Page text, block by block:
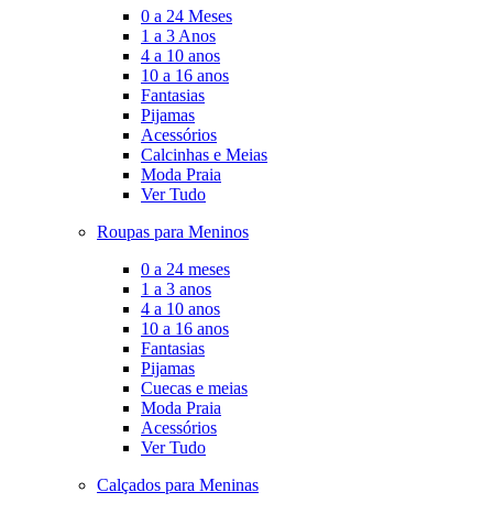
0 a 24 Meses
1 a 3 Anos
4 a 10 anos
10 a 16 anos
Fantasias
Pijamas
Acessórios
Calcinhas e Meias
Moda Praia
Ver Tudo
Roupas para Meninos
0 a 24 meses
1 a 3 anos
4 a 10 anos
10 a 16 anos
Fantasias
Pijamas
Cuecas e meias
Moda Praia
Acessórios
Ver Tudo
Calçados para Meninas